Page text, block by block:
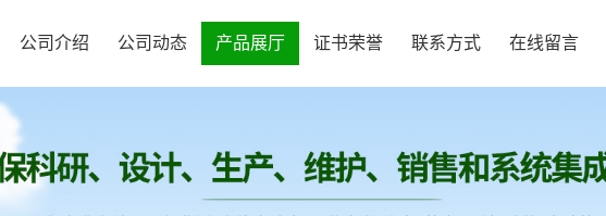
公司介绍 公司动态 产品展厅 证书荣誉 联系方式 在线留言